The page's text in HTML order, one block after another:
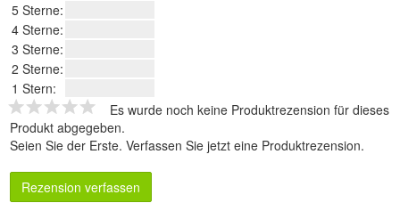
5 Sterne:
4 Sterne:
3 Sterne:
2 Sterne:
1 Stern:
Es wurde noch keine Produktrezension für dieses
Produkt abgegeben.
Seien Sie der Erste. Verfassen Sie jetzt eine Produktrezension.
Rezension verfassen